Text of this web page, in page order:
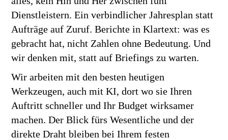
Dienstleistern. Ein verbindlicher Jahresplan statt
Aufträge auf Zuruf. Berichte in Klartext: was es
gebracht hat, nicht Zahlen ohne Bedeutung. Und
wir denken mit, statt auf Briefings zu warten.
Wir arbeiten mit den besten heutigen
Werkzeugen, auch mit KI, dort wo sie Ihren
Auftritt schneller und Ihr Budget wirksamer
machen. Der Blick fürs Wesentliche und der
direkte Draht bleiben bei Ihrem festen